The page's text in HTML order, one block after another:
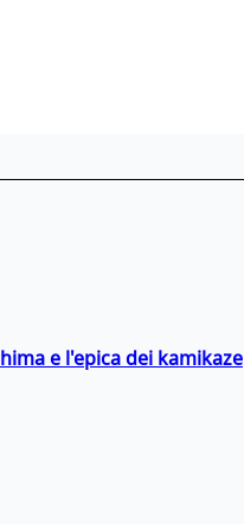
e l'epica dei kamikaze